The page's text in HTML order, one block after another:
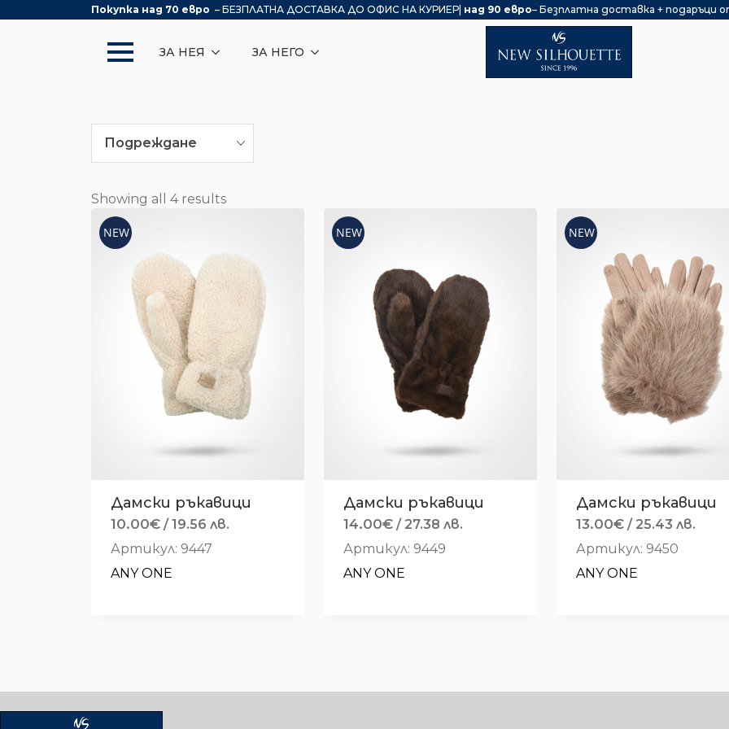
Покупка над 70 евро – БЕЗПЛАТНА ДОСТАВКА ДО ОФИС НА КУРИЕР| над 90 евро– Безплатна доставка + подаръци
ЗА НЕЯ ЗА НЕГО
Подреждане
Showing all 4 results
NEW
Дамски ръкавици
10.00€ / 19.56 лв.
Артикул: 9447
ANY ONE
NEW
Дамски ръкавици
14.00€ / 27.38 лв.
Артикул: 9449
ANY ONE
NEW
Дамски ръкавици
13.00€ / 25.43 лв.
Артикул: 9450
ANY ONE